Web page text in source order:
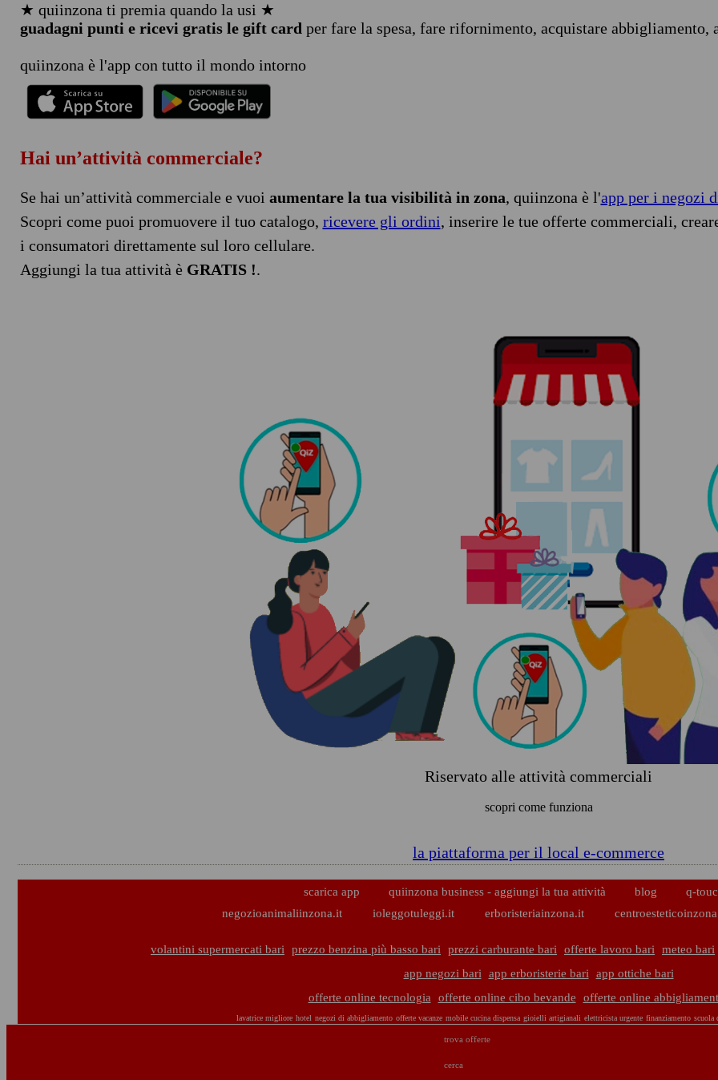
★ quiinzona ti premia quando la usi ★
guadagni punti e ricevi gratis le gift card per fare la spesa, fare rifornimento, acquistare abbigliamento,
quiinzona è l'app con tutto il mondo intorno
Hai un’attività commerciale?
Se hai un’attività commerciale e vuoi aumentare la tua visibilità in zona, quiinzona è l'app per i negozi
Scopri come puoi promuovere il tuo catalogo, ricevere gli ordini, inserire le tue offerte commerciali,
i consumatori direttamente sul loro cellulare.
Aggiungi la tua attività è GRATIS !.
Riservato alle attività commerciali
scopri come funziona
la piattaforma per il local e-commerce
scarica app quiinzona business - aggiungi la tua attività blog
q-
negozioanimaliinzona.it
ioleggotuleggi.it erboristeriainzona.it
volantini supermercati bari prezzo benzina più basso bari prezzi carburante bari offerte lavoro bari meteo bari
app negozi bari
app erboristerie bari
app ottiche bari
offerte online tecnologia
offerte online cibo bevande offerte online
lavatrice migliore hotel negozi di abbigliamento offerte vacanze mobile cucina dispensa gioielli artigianali elettricista urgente finanziamento scuola
trova offerte
cerca